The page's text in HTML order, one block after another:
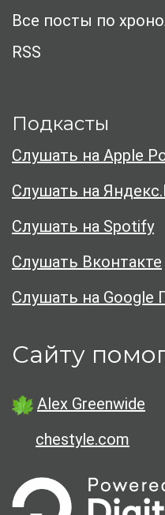
Все посты по
RSS
Подкасты
Слушать на Apple
Слушать на
Слушать на Spotify
Слушать Вконтакте
Слушать на Google
Сайту
Alex Greenwide
chestyle.com